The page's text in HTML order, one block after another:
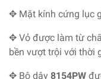
✥ Mặt kính cứng lục
✥ Vỏ được làm từ
bền vượt trội với thời
✥ Bộ dây 8154PW